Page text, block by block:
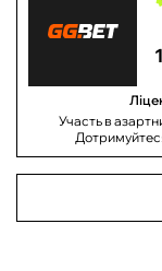
Участь в